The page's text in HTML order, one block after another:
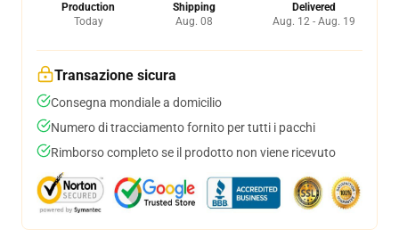
Production
Today
Shipping
Aug. 08
Delivered
Aug. 12 - Aug. 19
Transazione sicura
Consegna mondiale a domicilio
Numero di tracciamento fornito per tutti i pacchi
Rimborso completo se il prodotto non viene ricevuto